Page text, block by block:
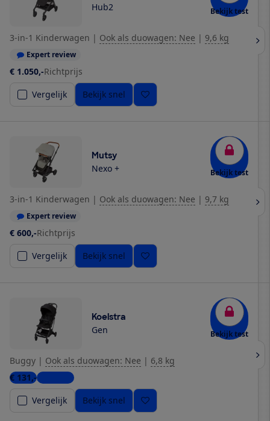
Hub2 Bekijk test
3-in-1 Kinderwagen | Ook als duowagen: Nee | 9,6 kg
Expert review
€ 1.050,-Richtprijs
Vergelijk
Bekijk snel
Mutsy
Nexo + Bekijk test
3-in-1 Kinderwagen | Ook als duowagen: Nee | 9,7 kg
Expert review
€ 600,-Richtprijs
Vergelijk
Bekijk snel
Koelstra
Gen Bekijk test
Buggy | Ook als duowagen: Nee | 6,8 kg
€ 131,-2 winkels
Vergelijk
Bekijk snel